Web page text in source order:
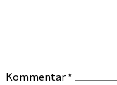
Kommentar *